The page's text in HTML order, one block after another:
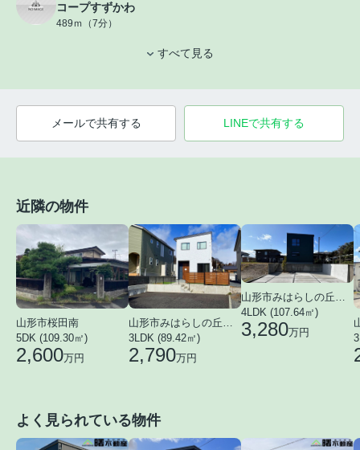
コープすずかわ
489ｍ（7分）
すべて見る
メールで共有する LINEで共有する
近隣の物件
山形市桜田南
5DK (109.30㎡)
2,600万円
山形市みはらしの丘２丁目
3LDK (89.42㎡)
2,790万円
4LDK (107.64㎡)
3,280万円
よく見られている物件